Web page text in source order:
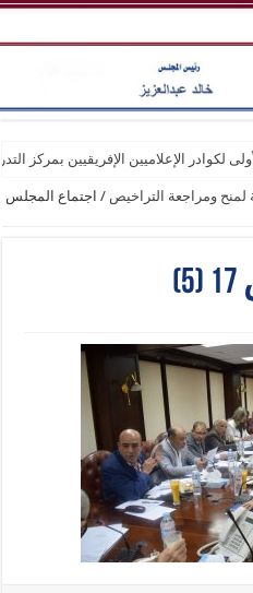
لكوادر الإعلاميين الإفريقيين بمركز
بعدم نشر أو تداول أي مقاطع
لمنح ومراجعة التراخيص / اجتماع المجلس